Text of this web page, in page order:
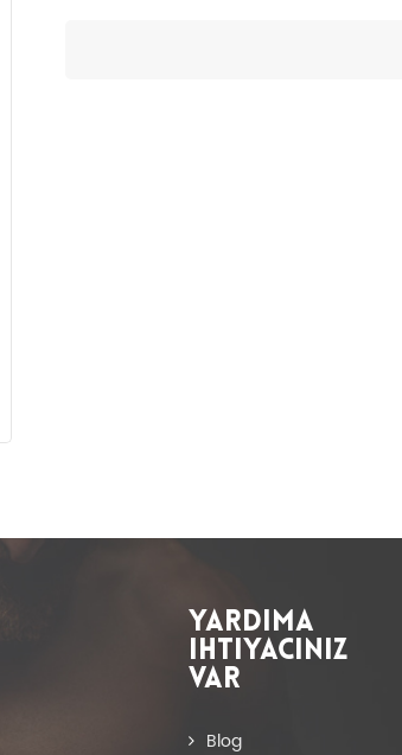
YARDIMA
IHTIYACINIZ
VAR
Blog